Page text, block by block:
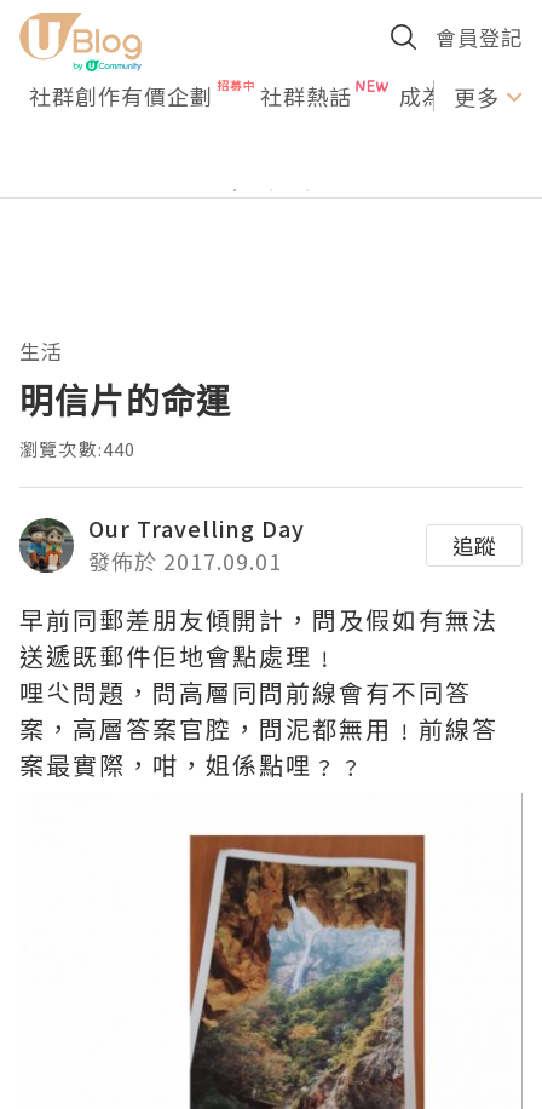
會員登記
社群創作有價企劃 社群熱話 成為U更多
生活
明信片的命運
瀏覽次數:440
Our Travelling Day
發佈於 2017.09.01
追蹤
早前同郵差朋友傾開計，問及假如有無法
送遞既郵件佢地會點處理﹗
哩尐問題，問高層同問前線會有不同答
案，高層答案官腔，問泥都無用﹗前線答
案最實際，咁，姐係點哩﹖﹖